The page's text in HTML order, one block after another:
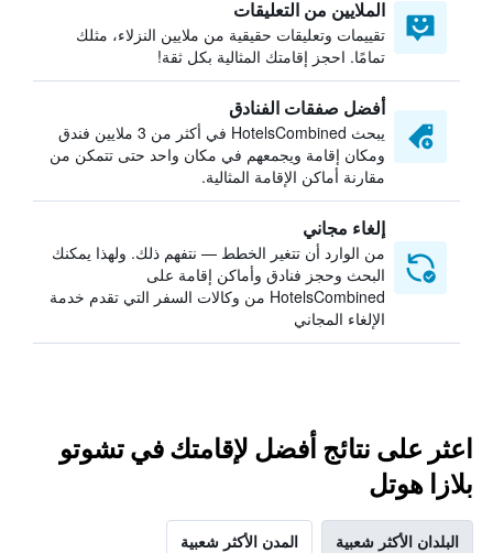
الملايين من التعليقات
تقييمات وتعليقات حقيقية من ملايين النزلاء، مثلك
تمامًا. احجز إقامتك المثالية بكل ثقة!
أفضل صفقات الفنادق
يبحث HotelsCombined في أكثر من 3 ملايين فندق
ومكان إقامة ويجمعهم في مكان واحد حتى تتمكن من
مقارنة أماكن الإقامة المثالية.
إلغاء مجاني
من الوارد أن تتغير الخطط — نتفهم ذلك. ولهذا يمكنك
البحث وحجز فنادق وأماكن إقامة على
HotelsCombined من وكالات السفر التي تقدم خدمة
الإلغاء المجاني
اعثر على نتائج أفضل لإقامتك في تشوتو
بلازا هوتل
البلدان الأكثر شعبية المدن الأكثر شعبية